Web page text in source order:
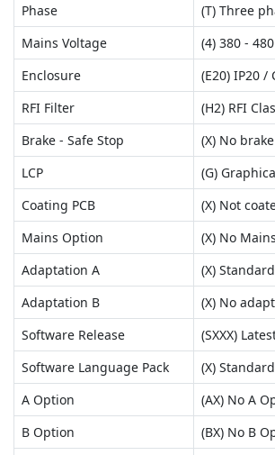
Phase
(T) Three
Mains Voltage
(4) 380 - 480
Enclosure
(E20) IP20 /
RFI Filter
(H2) RFI
Brake - Safe Stop
(X) No
LCP
(G)
Coating PCB
(X) Not
Mains Option
(X) No
Adaptation A
(X)
Adaptation B
(X) No
Software Release
(SXXX)
Software Language Pack
(X)
A Option
(AX) No A
B Option
(BX) No B